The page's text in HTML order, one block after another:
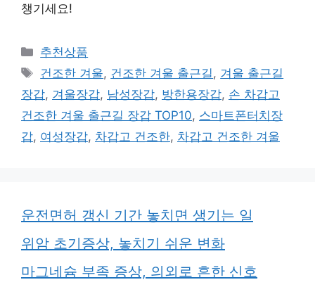
챙기세요!
카
테
리
추천상품
태
그
건조한 겨울, 건조한 겨울 출근길, 겨울 출근길
장갑, 겨울장갑, 남성장갑, 방한용장갑, 손 차갑고
건조한 겨울 출근길 장갑 TOP10, 스마트폰터치장
갑, 여성장갑, 차갑고 건조한, 차갑고 건조한 겨울
운전면허 갱신 기간 놓치면 생기는 일
위암 초기증상, 놓치기 쉬운 변화
마그네슘 부족 증상, 의외로 흔한 신호